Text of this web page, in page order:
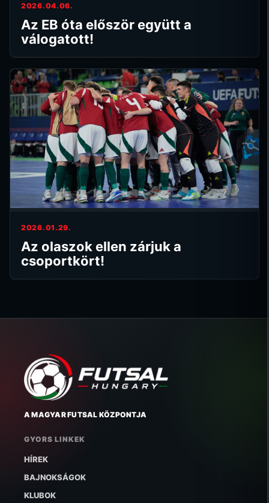
2026.04.06.
Az EB óta először együtt a
válogatott!
2026.01.29.
Az olaszok ellen zárjuk a
csoportkört!
A MAGYAR FUTSAL KÖZPONTJA
GYORS LINKEK
HÍREK
BAJNOKSÁGOK
KLUBOK